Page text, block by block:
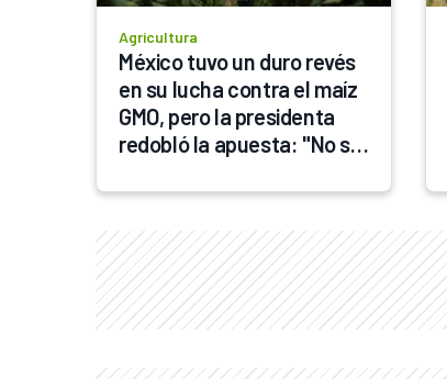
Agricultura
México tuvo un duro revés
en su lucha contra el maíz
GMO, pero la presidenta
redobló la apuesta: "No se
transgénico"